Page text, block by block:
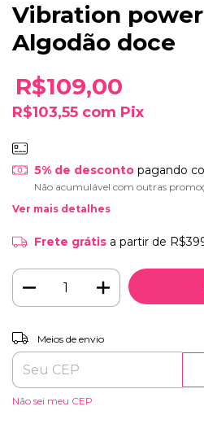
Vibration power
Algodão doce
R$109,00
R$103,55 com Pix
5% de descontopagando
Não acumulável com outras
Ver mais detalhes
Frete grátis a partir de
Entregas para o CEP:
Meios de envio
Não sei meu CEP